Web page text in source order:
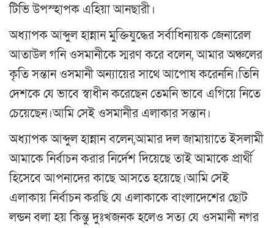
টিভি উপস্হাপক এহিয়া আনছারী।
অধ্যাপক আব্দুল হান্নান মুক্তিযুদ্ধের সর্বাধিনায়ক জেনারেল
আতাউল গনি ওসমানীকে স্মরণ করে বলেন, আমার অঞ্চলের
কৃতি সন্তান ওসমানী অন্যায়ের সাথে আপোষ করেননি।তিনি
দেশকে যে ভাবে স্বাধীন করেছেন তেমনি ভাবে এগিয়ে নিতে
চেয়েছেন।আমি সেই ওসমানীর এলাকার সন্তান।
অধ্যাপক আব্দুল হান্নান বলেন,আমার দল জামায়াতে ইসলামী
আমাকে নির্বাচন করার নির্দেশ দিয়েছে তাই আমাকে প্রার্থী
হিসেবে আপনাদের কাছে আসতে হয়েছে।আমি সেই
এলাকায় নির্বাচন করছি যে এলাকাকে বাংলাদেশের ছোট
লন্ডন বলা হয় কিন্তু দুঃখজনক হলেও সত্য যে ওসমানী নগর